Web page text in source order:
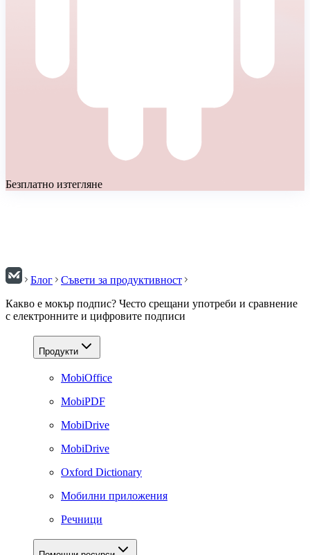
Безплатно изтегляне
Блог
Съвети за продуктивност
Какво е мокър подпис? Често срещани употреби и сравнение
с електронните и цифровите подписи
Продукти
MobiOffice
MobiPDF
MobiDrive
MobiDrive
Oxford Dictionary
Мобилни приложения
Речници